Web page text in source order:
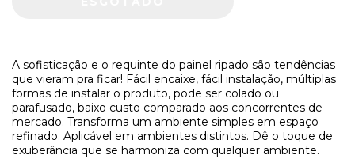
A sofisticação e o requinte do painel ripado são tendências
que vieram pra ficar! Fácil encaixe, fácil instalação, múltiplas
formas de instalar o produto, pode ser colado ou
parafusado, baixo custo comparado aos concorrentes de
mercado. Transforma um ambiente simples em espaço
refinado. Aplicável em ambientes distintos. Dê o toque de
exuberância que se harmoniza com qualquer ambiente.